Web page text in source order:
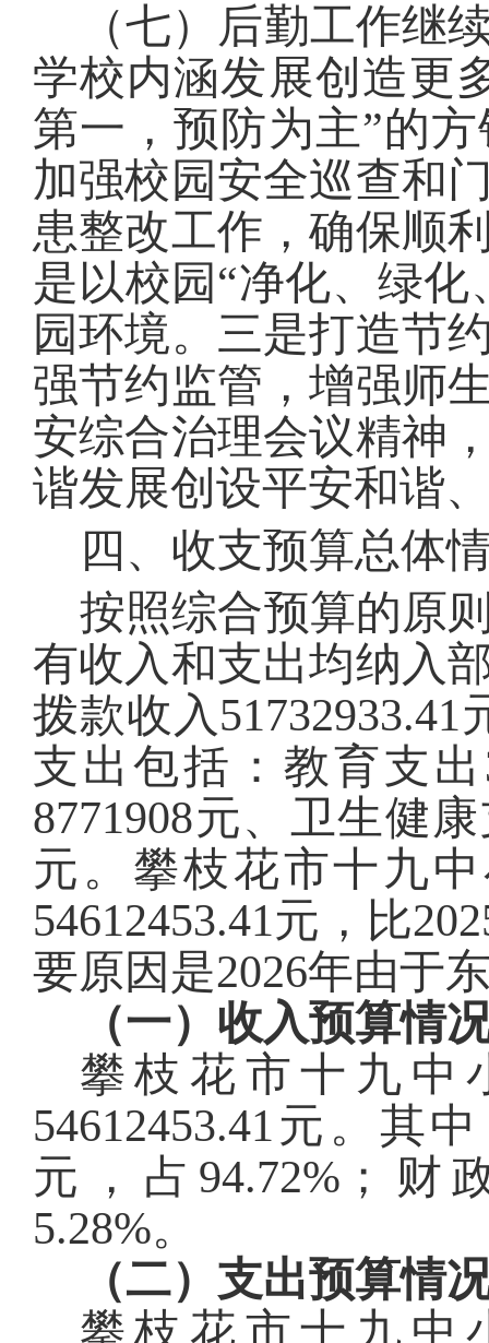
（七）后勤工作继
学校内涵发展创造更
第一，预防为主”的
加强校园安全巡查和
患整改工作，确保顺
是以校园“净化、绿化
园环境。三是打造节
强节约监管，增强师
安综合治理会议精神
谐发展创设平安和谐
四、收支预算总体
按照综合预算的原
有收入和支出均纳入
拨款收入51732933.41
支出包括： 教育支出
8771908元、卫生健
元 。 攀枝花市十九
54612453.41元，比202
要原因是2026年由于
（一）收入预算情
攀枝花市十九中
54612453.41 元。其
元，占 94.72% ；
财
5.28%。
（二） 支出预算情
攀枝花市十九中